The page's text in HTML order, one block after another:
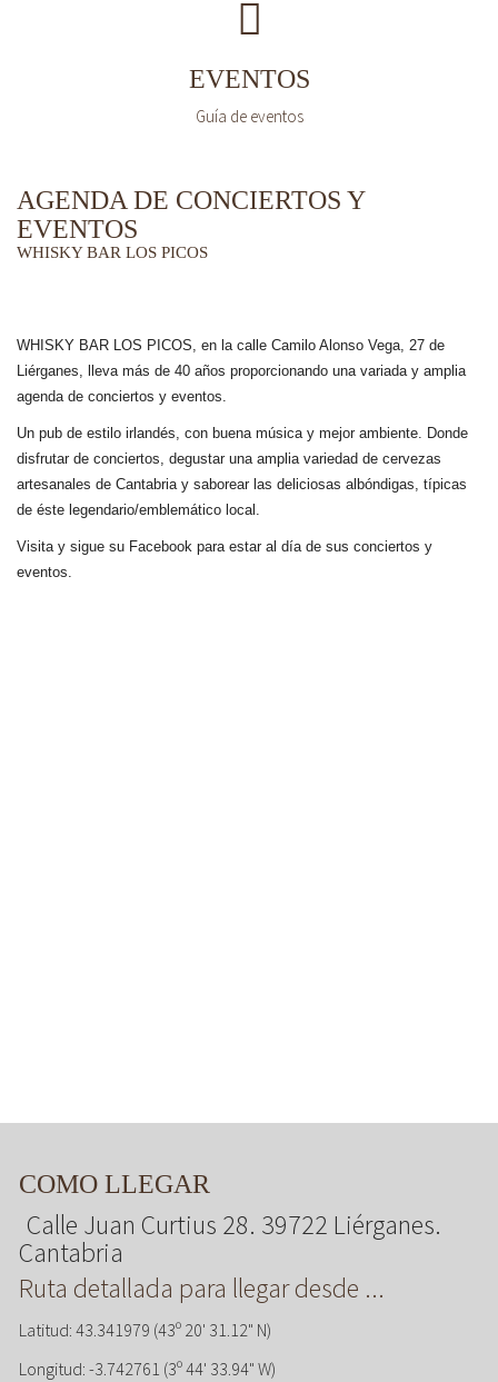
EVENTOS
Guía de eventos
AGENDA DE CONCIERTOS Y
EVENTOS
WHISKY BAR LOS PICOS
WHISKY BAR LOS PICOS, en la calle Camilo Alonso Vega, 27 de
Liérganes, lleva más de 40 años proporcionando una variada y amplia
agenda de conciertos y eventos.
Un pub de estilo irlandés, con buena música y mejor ambiente. Donde
disfrutar de conciertos, degustar una amplia variedad de cervezas
artesanales de Cantabria y saborear las deliciosas albóndigas, típicas
de éste legendario/emblemático local.
Visita y sigue su Facebook para estar al día de sus conciertos y
eventos.
COMO LLEGAR
Calle Juan Curtius 28. 39722 Liérganes.
Cantabria
Ruta detallada para llegar desde ...
Latitud: 43.341979 (43º 20' 31.12" N)
Longitud: -3.742761 (3º 44' 33.94" W)